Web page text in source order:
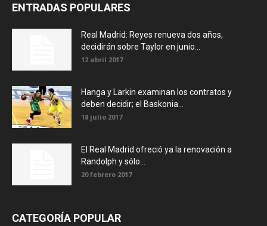
ENTRADAS POPULARES
Real Madrid: Reyes renueva dos años,
decidirán sobre Taylor en junio...
12 abril 2017
Hanga y Larkin examinan los contratos y
deben decidir; el Baskonia...
18 julio 2017
El Real Madrid ofreció ya la renovación a
Randolph y sólo...
20 febrero 2017
CATEGORÍA POPULAR